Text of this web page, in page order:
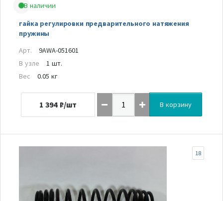
В наличии
гайка регулировки предварительного натяжения
пружины
Арт.
9AWA-051601
В узле
1 шт.
Вес
0.05 кг
1 394 ₽/шт В корзину
18